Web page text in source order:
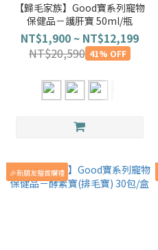
【歸毛家族】Good寶系列寵物
保健品－護肝寶 50ml/瓶
NT$1,900 ~ NT$12,199
NT$20,590 41% OFF
🎉新朋友贈首購禮